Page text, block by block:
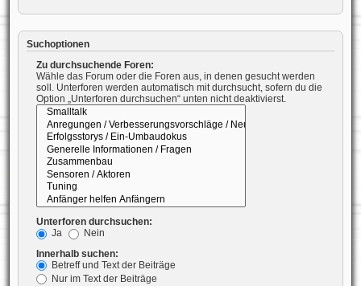
Suchoptionen
Zu durchsuchende Foren:
Wähle das Forum oder die Foren aus, in denen gesucht werden
soll. Unterforen werden automatisch mit durchsucht, sofern du die
Option „Unterforen durchsuchen“ unten nicht deaktivierst.
Unterforen durchsuchen:
Ja
Nein
Innerhalb suchen:
Betreff und Text der Beiträge
Nur im Text der Beiträge